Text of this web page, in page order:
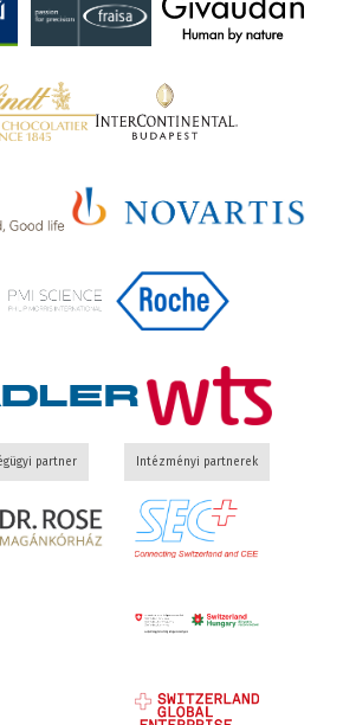
partner Intézményi partnerek